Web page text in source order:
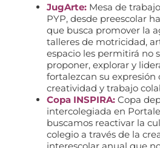
JugArte: Mesa de
PYP, desde preescolar
que busca promover la
talleres de motricidad,
espacio les permitirá no
proponer, explorar y
fortalezcan su expresión
creatividad y trabajo
Copa INSPIRA: Copa
intercolegiada en
buscamos reactivar la
colegio a través de la
interescolar anual que